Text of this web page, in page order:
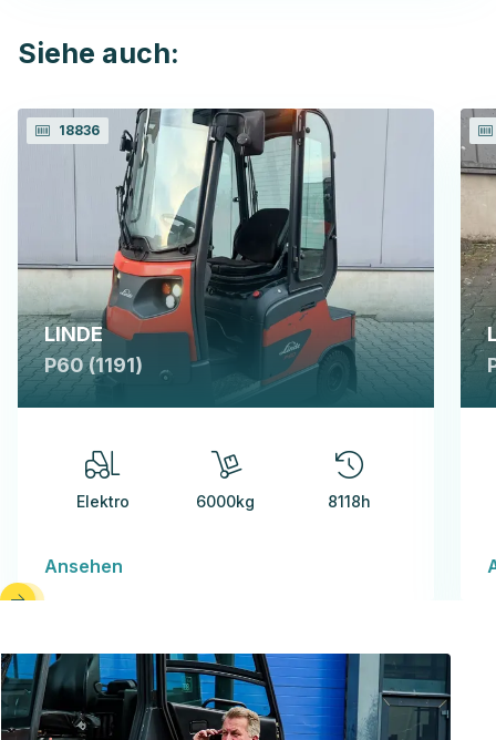
Siehe auch:
18836
LINDE
P60 (1191)
Elektro 6000kg 8118h
Ansehen